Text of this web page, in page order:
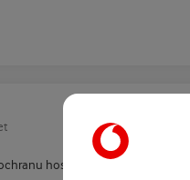
hospodářské soutěže ti